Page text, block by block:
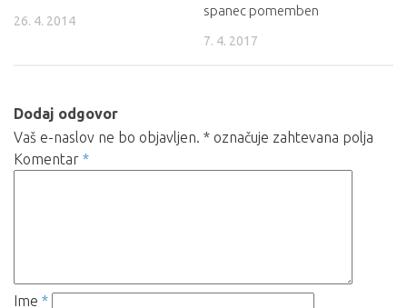
26. 4. 2014
spanec pomemben
7. 4. 2017
Dodaj odgovor
Vaš e-naslov ne bo objavljen. * označuje zahtevana polja
Komentar *
Ime *